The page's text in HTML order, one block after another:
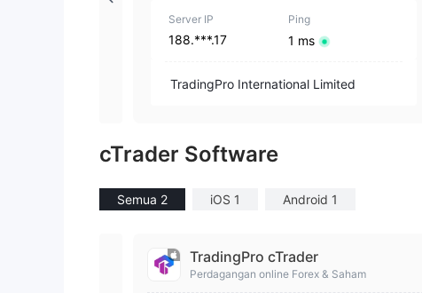
Server IP
188.***.17
Ping
1 ms
TradingPro International Limited
cTrader Software
Semua 2 iOS 1 Android 1
TradingPro cTrader
Perdagangan online Forex & Saham